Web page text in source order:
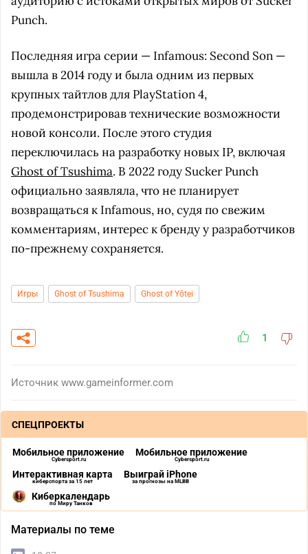
Punch.
Последняя игра серии — Infamous: Second Son —
вышла в 2014 году и была одним из первых
крупных тайтлов для PlayStation 4,
продемонстрировав технические возможности
новой консоли. После этого студия
переключилась на разработку новых IP, включая
Ghost of Tsushima. В 2022 году Sucker Punch
официально заявляла, что не планирует
возвращаться к Infamous, но, судя по свежим
комментариям, интерес к бренду у разработчиков
по-прежнему сохраняется.
Игры Ghost of Tsushima Ghost of Yōtei
1
Источник www.gameinformer.com
СПЕЦПРОЕКТЫ
Мобильное приложение
Cybersport.ru
Мобильное приложение
Cybersport.ru
Интерактивная карта
киберспорта за 15 лет
Выиграй iPhone
за прогнозы на MLBB
Киберкалендарь
по Миру Танков
Материалы по теме